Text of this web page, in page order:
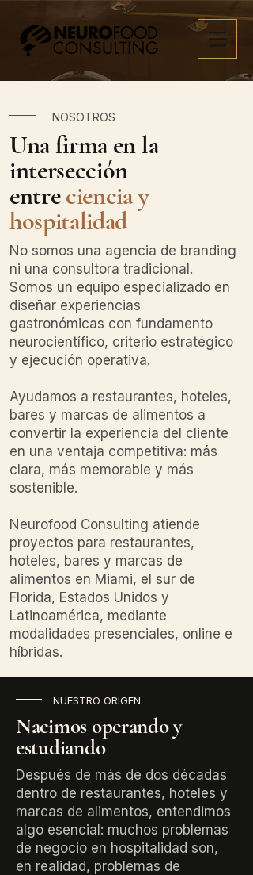
NOSOTROS
Una firma en la
intersección
entreciencia y
hospitalidad
No somos una agencia de branding
ni una consultora tradicional.
Somos un equipo especializado en
diseñar experiencias
gastronómicas con fundamento
neurocientífico, criterio estratégico
y ejecución operativa.
Ayudamos a restaurantes, hoteles,
bares y marcas de alimentos a
convertir la experiencia del cliente
en una ventaja competitiva: más
clara, más memorable y más
sostenible.
Neurofood Consulting atiende
proyectos para restaurantes,
hoteles, bares y marcas de
alimentos en Miami, el sur de
Florida, Estados Unidos y
Latinoamérica, mediante
modalidades presenciales, online e
híbridas.
NUESTRO ORIGEN
Nacimos operando y
estudiando
Después de más de dos décadas
dentro de restaurantes, hoteles y
marcas de alimentos, entendimos
algo esencial: muchos problemas
de negocio en hospitalidad son,
en realidad, problemas de